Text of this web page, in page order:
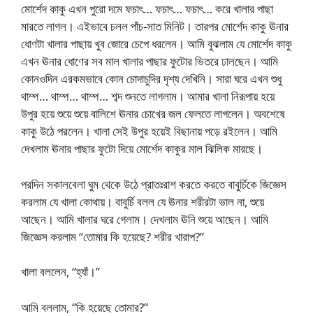
মোর্শেদ কাকু এখন পুরো দমে ফচাৎ… ফচাৎ… ফচাৎ… করে খালার পাছা
মারতে লাগল। এইভাবে চলল পাঁচ-সাত মিনিট। তারপর মোর্শেদ কাকু ঊনার
ধোণটা খালার পাছায় খুব জোরে চেপে ধরলেন। আমি বুঝলাম যে মোর্শেদ কাকু
এখন ঊনার ধোণের সব মাল খালার পাছার ফুটোর ভিতরে ঢালছেন। আমি
কোনওদিন এরকমভাবে কোন চোদাচুদির দৃশ্য দেখিনি। সারা ঘরে এখন শুধু
থাম্প… থাম্প… থাম্প… শব্দ শুনতে লাগলাম। আমার খালা নিরূপায় হয়ে
উপুর হয়ে শুয়ে শুয়ে বালিশে ঊনার চোখের জল ফেলতে লাগলেন। অবশেষে
কাকু উঠে পরলেন। খালা সেই উপুর হয়েই বিছানায় পড়ে রইলেন। আমি
দেখলাম ঊনার পাছার ফুটো দিয়ে মোর্শেদ কাকুর মাল ঝিলিক মারছে।
পরদিন সকালবেলা ঘুম থেকে উঠে প্রাতঃরাশ করতে করতে বাবুর্চিকে জিজ্ঞেস
করলাম যে খালা কোথায়। বাবুর্চি বলল যে ঊনার শরীরটা ভাল না, শুয়ে
আছেন। আমি খালার ঘরে গেলাম। দেখলাম ঊনি শুয়ে আছেন। আমি
জিজ্ঞেস করলাম “তোমার কি হয়েছে? শরীর খারাপ?”
খালা বললেন, “হ্যাঁ।”
আমি বললাম, “কি হয়েছে তোমার?”